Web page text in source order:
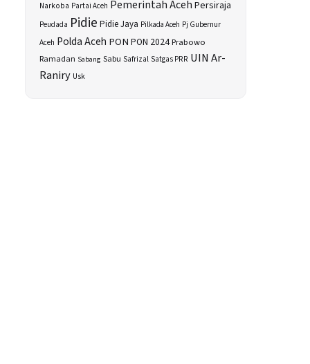
Narkoba Partai Aceh Pemerintah AcehPersiraja
Peudada Pidie Pidie Jaya Pilkada Aceh Pj Gubernur
Aceh Polda Aceh PON PON 2024Prabowo
Ramadan Sabang Sabu Safrizal Satgas PRR UIN Ar-
Raniry Usk